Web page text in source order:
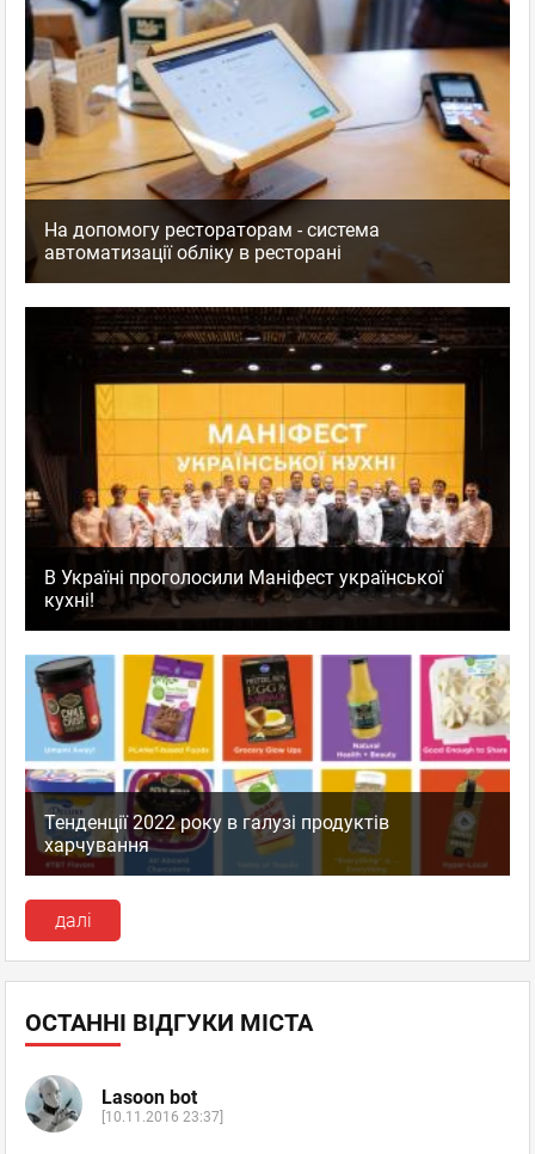
На допомогу рестораторам - система
автоматизації обліку в ресторані
В Україні проголосили Маніфест української
кухні!
Тенденції 2022 року в галузі продуктів
харчування
далі
ОСТАННІ ВІДГУКИ МІСТА
Lasoon bot
[10.11.2016 23:37]